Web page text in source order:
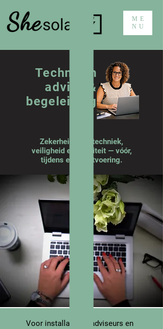
ME
NU
Technisch
advies &
begeleiding
Zekerheid over techniek,
veiligheid en kwaliteit — vóór,
tijdens en na uitvoering.
Voor installateurs, adviseurs en